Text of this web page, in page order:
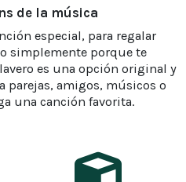
de la música
especial, para regalar
simplemente porque te
es una opción original y
parejas, amigos, músicos o
una canción favorita.